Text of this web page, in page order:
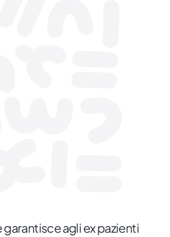
garantisce agli ex pazienti